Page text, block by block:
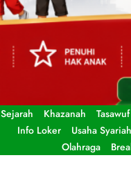
Sejarah Khazanah Tasawuf
Info Loker
Usaha Syariah
Olahraga